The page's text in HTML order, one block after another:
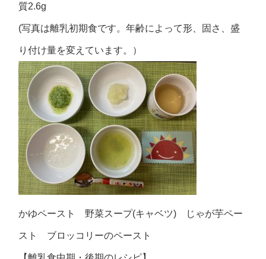
質2.6g
(写真は離乳初期食です。年齢によって形、固さ、盛
り付け量を変えています。）
かゆペースト 野菜スープ(キャベツ) じゃが芋ペー
スト ブロッコリーのペースト